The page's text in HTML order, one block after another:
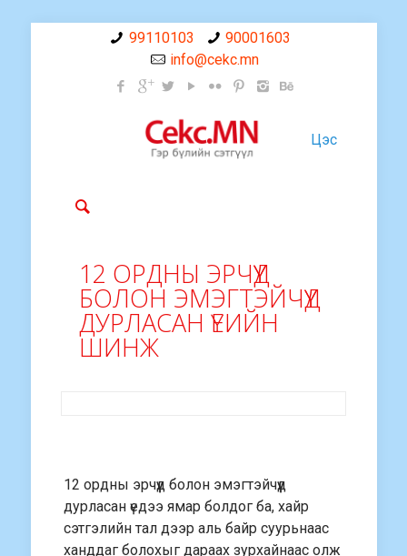
99110103
90001603
info@cekc.mn
Цэс
12 ОРДНЫ ЭРЧҮҮД
БОЛОН ЭМЭГТЭЙЧҮҮД
ДУРЛАСАН ҮЕИЙН
ШИНЖ
12 ордны эрчүүд болон эмэгтэйчүүд
дурласан үедээ ямар болдог ба, хайр
сэтгэлийн тал дээр аль байр суурьнаас
ханддаг болохыг дараах зурхайнаас олж